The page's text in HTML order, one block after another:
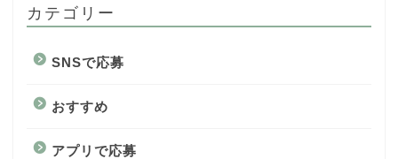
カテゴリー
SNSで応募
おすすめ
アプリで応募